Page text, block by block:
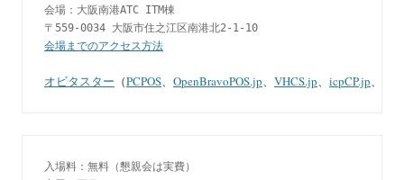
会場：大阪南港ATC ITM棟
会場までのアクセス方法
オビタスター （PCPOS、 OpenBravoPOS.jp、 VHCS.jp、 icpCP.jp、
入場料：無料（懇親会は実費）